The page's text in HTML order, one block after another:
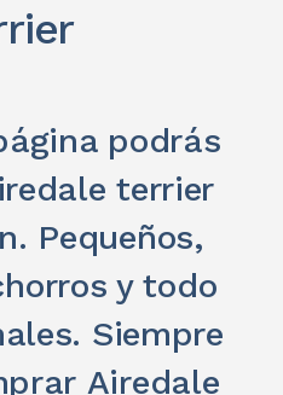
podrás
terrier
Pequeños,
y todo
Siempre
Airedale